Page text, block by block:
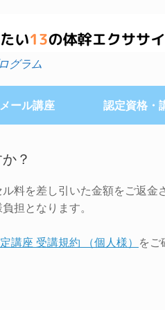
グラム
ール講座 認定資格・
？
料を差し引いた金額をご返金
担となります。
講座 受講規約 （個人様） をご